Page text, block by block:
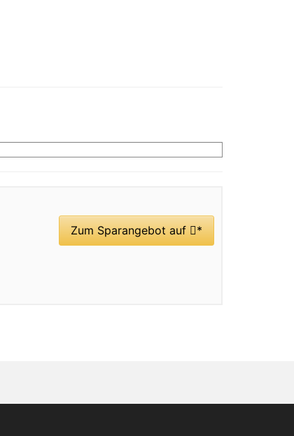
Zum Sparangebot auf *